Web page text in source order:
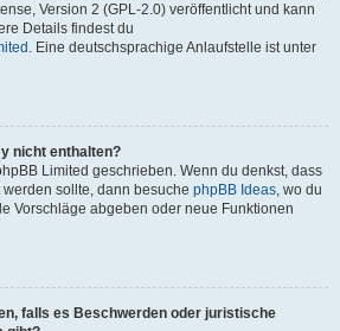
Version 2 (GPL-2.0) veröffentlicht und kann
Details findest du
. Eine deutschsprachige Anlaufstelle ist unter
nicht enthalten?
Limited geschrieben. Wenn du denkst, dass
sollte, dann besuche phpBB Ideas, wo du
Vorschläge abgeben oder neue Funktionen
falls es Beschwerden oder juristische